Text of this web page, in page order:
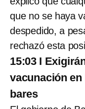
que no se haya
despedido, a
rechazó esta
15:03 I
vacunación
bares